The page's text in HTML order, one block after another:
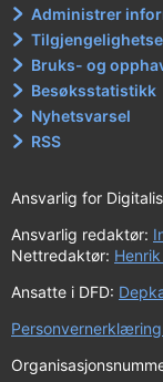
Administrer
Bruks- og
Besøksstatistikk
Nyhetsvarsel
RSS
Ansvarlig for
Ansvarlig redaktør:
Nettredaktør:
Ansatte i DFD: